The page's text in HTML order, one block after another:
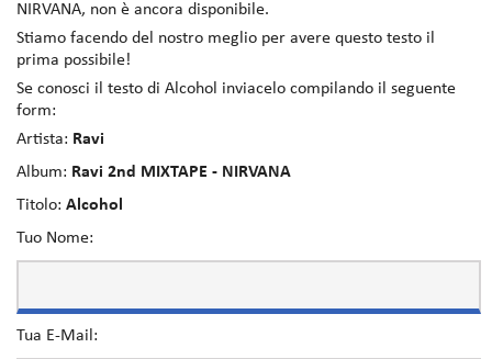
NIRVANA, non è ancora disponibile.
Stiamo facendo del nostro meglio per avere questo testo il
prima possibile!
Se conosci il testo di Alcohol inviacelo compilando il seguente
form:
Artista: Ravi
Album: Ravi 2nd MIXTAPE - NIRVANA
Titolo: Alcohol
Tuo Nome:
Tua E-Mail: